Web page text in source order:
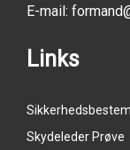
E-mail:
Links
Skydeleder Prøve